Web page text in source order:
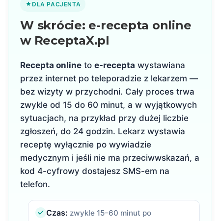
DLA PACJENTA
W skrócie: e-recepta online
w ReceptaX.pl
Recepta online to e-recepta wystawiana
przez internet po teleporadzie z lekarzem —
bez wizyty w przychodni. Cały proces trwa
zwykle od 15 do 60 minut, a w wyjątkowych
sytuacjach, na przykład przy dużej liczbie
zgłoszeń, do 24 godzin. Lekarz wystawia
receptę wyłącznie po wywiadzie
medycznym i jeśli nie ma przeciwwskazań, a
kod 4-cyfrowy dostajesz SMS-em na
telefon.
Czas: zwykle 15–60 minut po